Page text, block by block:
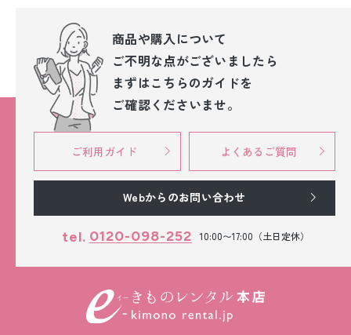
商品や購入について
ご不明な点がございましたら
まずはこちらのガイドを
ご確認くださいませ。
ご利用ガイド よくあるご質問
Webからのお問い合わせ
tel. 0120-098-252 10:00〜17:00（土日定休）